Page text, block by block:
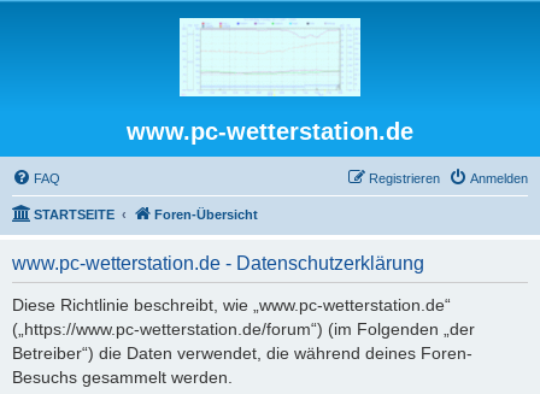
www.pc-wetterstation.de
FAQ Anmelden
Registrieren
STARTSEITE Foren-Übersicht
www.pc-wetterstation.de - Datenschutzerklärung
Diese Richtlinie beschreibt, wie „www.pc-wetterstation.de“
(„https://www.pc-wetterstation.de/forum“) (im Folgenden „der
Betreiber“) die Daten verwendet, die während deines Foren-
Besuchs gesammelt werden.